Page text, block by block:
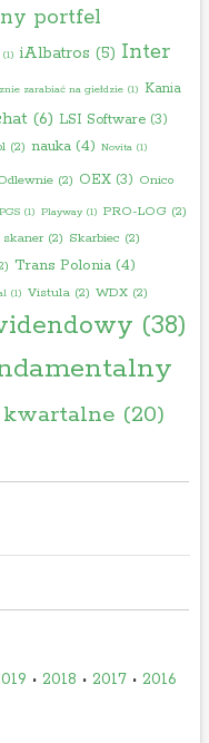
portfel
iAlbatros (5) Inter
zarabiać na giełdzie(1) Kania
(6) LSI Software(3)
(2) nauka(4) Novita(1)
(2) OEX(3) Onico
PGS(1) Playway(1) PRO-LOG (2)
skaner(2) Skarbiec (2)
Trans Polonia(4)
(1) Vistula(2) WDX(2)
(38)
(20)
• 2018 • 2017• 2016